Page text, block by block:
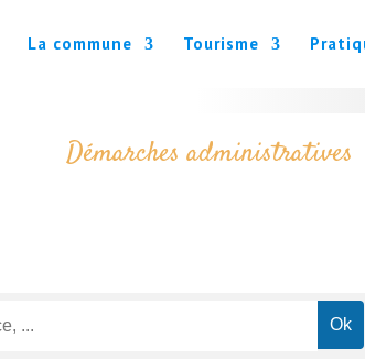
La commune Tourisme
Démarches administratives